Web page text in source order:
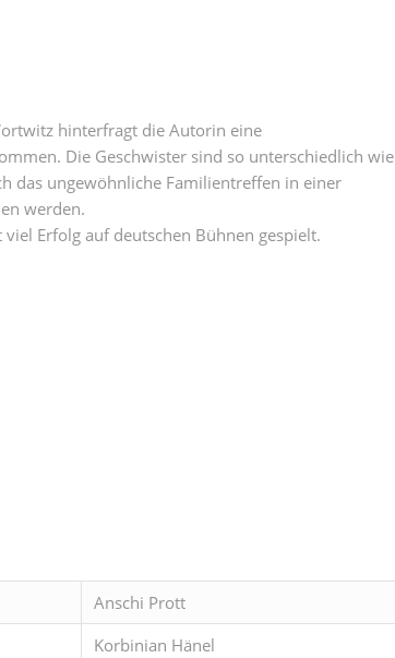
hinterfragt die Autorin eine
Die Geschwister sind so unterschiedlich wie
das ungewöhnliche Familientreffen in einer
werden.
Erfolg auf deutschen Bühnen gespielt.
Anschi Prott
Korbinian Hänel